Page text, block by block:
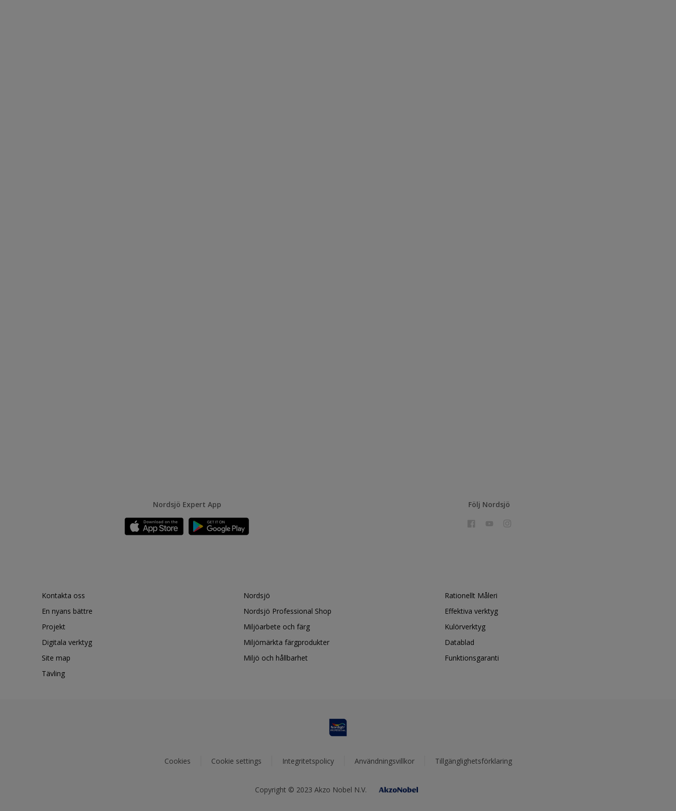
Nordsjö Expert App Följ Nordsjö
Kontakta oss
En nyans bättre
Projekt
Digitala verktyg
Site map
Tävling
Nordsjö
Nordsjö Professional Shop
Miljöarbete och färg
Miljömärkta färgprodukter
Miljö och hållbarhet
Rationellt Måleri
Effektiva verktyg
Kulörverktyg
Datablad
Funktionsgaranti
Cookies Cookie settings Integritetspolicy Användningsvillkor Tillgänglighetsförklaring
Copyright © 2023 Akzo Nobel N.V.